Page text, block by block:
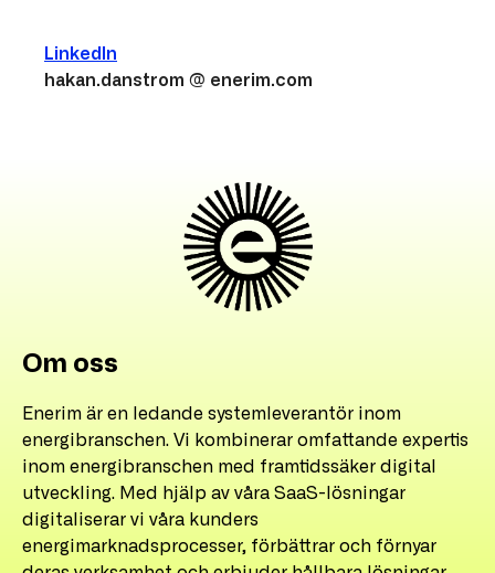
LinkedIn
hakan.danstrom @ enerim.com
Om oss
Enerim är en ledande systemleverantör inom
energibranschen. Vi kombinerar omfattande expertis
inom energibranschen med framtidssäker digital
utveckling. Med hjälp av våra SaaS-lösningar
digitaliserar vi våra kunders
energimarknadsprocesser, förbättrar och förnyar